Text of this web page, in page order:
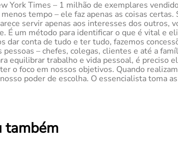
York Times – 1 milhão de exemplares
tempo – ele faz apenas as coisas
servir apenas aos interesses dos outros,
É um método para identificar o que é vital e
conta de tudo e ter tudo, fazemos
– chefes, colegas, clientes e até a
equilibrar trabalho e vida pessoal, é preciso
o foco em nossos objetivos. Quando
poder de escolha. O essencialista toma
também